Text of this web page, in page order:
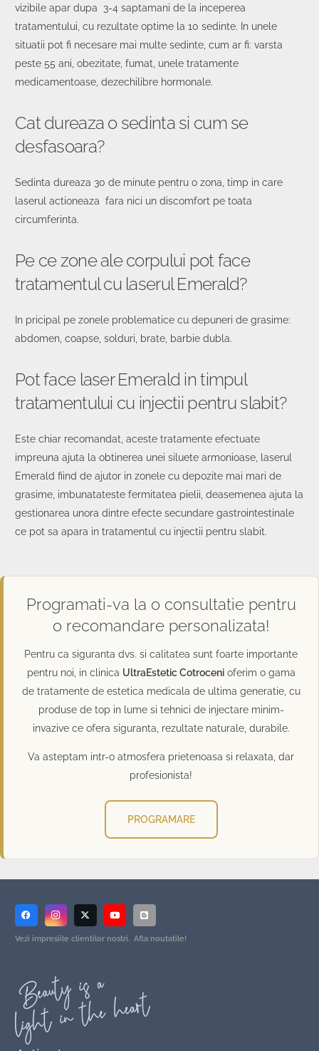
vizibile apar dupa 3-4 saptamani de la inceperea
tratamentului, cu rezultate optime la 10 sedinte. In unele
situatii pot fi necesare mai multe sedinte, cum ar fi: varsta
peste 55 ani, obezitate, fumat, unele tratamente
medicamentoase, dezechilibre hormonale.
Cat dureaza o sedinta si cum se
desfasoara?
Sedinta dureaza 30 de minute pentru o zona, timp in care
laserul actioneaza fara nici un discomfort pe toata
circumferinta.
Pe ce zone ale corpului pot face
tratamentul cu laserul Emerald?
In pricipal pe zonele problematice cu depuneri de grasime:
abdomen, coapse, solduri, brate, barbie dubla.
Pot face laser Emerald in timpul
tratamentului cu injectii pentru slabit?
Este chiar recomandat, aceste tratamente efectuate
impreuna ajuta la obtinerea unei siluete armonioase, laserul
Emerald fiind de ajutor in zonele cu depozite mai mari de
grasime, imbunatateste fermitatea pielii, deasemenea ajuta la
gestionarea unora dintre efecte secundare gastrointestinale
ce pot sa apara in tratamentul cu injectii pentru slabit.
Programati-va la o consultatie pentru
o recomandare personalizata!
Pentru ca siguranta dvs. si calitatea sunt foarte importante
pentru noi, in clinica UltraEstetic Cotrocenioferim o gama
de tratamente de estetica medicala de ultima generatie, cu
produse de top in lume si tehnici de injectare minim-
invazive ce ofera siguranta, rezultate naturale, durabile.
Va asteptam intr-o atmosfera prietenoasa si relaxata, dar
profesionista!
PROGRAMARE
Vezi impresiile clientilor nostri. Afla noutatile!